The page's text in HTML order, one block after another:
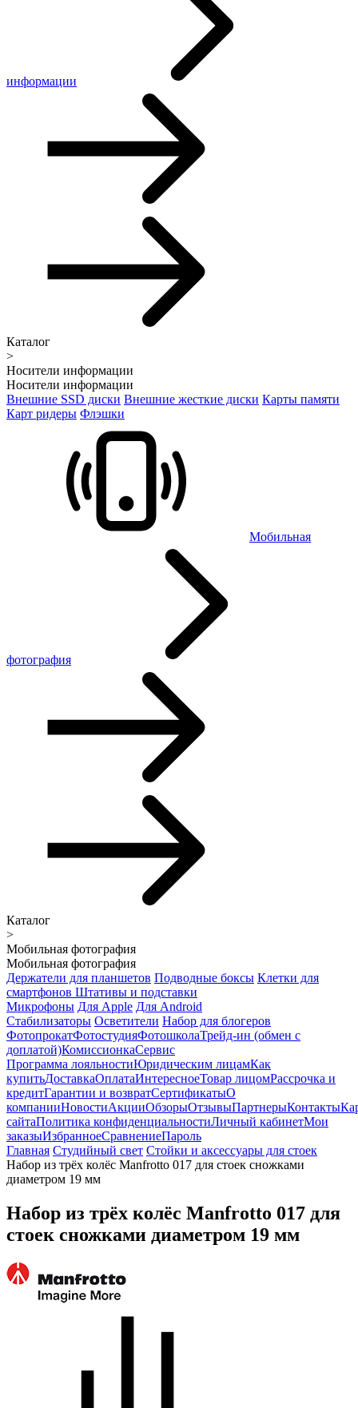
информации
Каталог
>
Носители информации
Носители информации
Внешние SSD диски Внешние жесткие диски Карты памяти
Карт ридеры Флэшки
Мобильная
фотография
Каталог
>
Мобильная фотография
Мобильная фотография
Держатели для планшетов Подводные боксы Клетки для
смартфонов Штативы и подставки
Микрофоны Для Apple Для Android
Стабилизаторы Осветители Набор для блогеров
ФотопрокатФотостудияФотошколаТрейд-ин (обмен с
доплатой)КомиссионкаСервис
Программа лояльностиЮридическим лицамКак
купитьДоставкаОплатаИнтересноеТовар лицомРассрочка и
кредитГарантии и возвратСертификатыО
компанииНовостиАкцииОбзорыОтзывыПартнерыКонтакты
сайтаПолитика конфиденциальностиЛичный кабинетМои
заказыИзбранноеСравнениеПароль
Главная Студийный свет Стойки и аксессуары для стоек
Набор из трёх колёс Manfrotto 017 для стоек сножками
диаметром 19 мм
Набор из трёх колёс Manfrotto 017 для
стоек сножками диаметром 19 мм